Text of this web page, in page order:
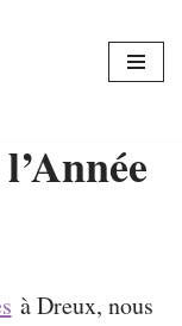
à Dreux, nous